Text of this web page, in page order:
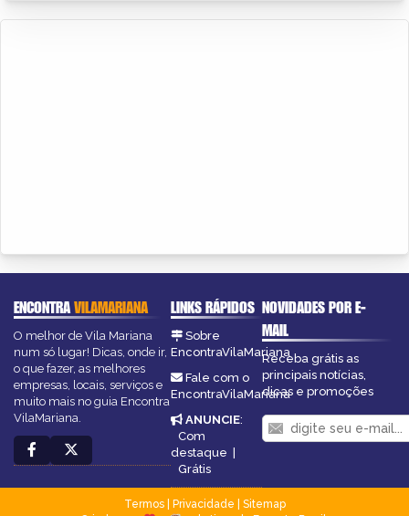
ENCONTRAVILAMARIANA
O melhor de Vila Mariana
num só lugar! Dicas, onde ir,
o que fazer, as melhores
empresas, locais, serviços e
muito mais no guia Encontra
VilaMariana.
LINKS RÁPIDOS
Sobre
EncontraVilaMariana
Fale com o
EncontraVilaMariana
ANUNCIE:
Com
destaque |
Grátis
NOVIDADES POR E-
MAIL
Receba grátis as
principais notícias,
dicas e promoções
Termos| Privacidade
Sitemap